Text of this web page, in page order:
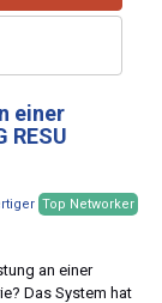
einer
RESU
Top Networker
an einer
Das System hat